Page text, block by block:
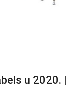
u 2020. |